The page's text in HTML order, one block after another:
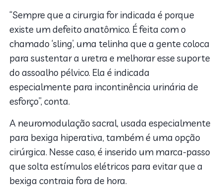
“Sempre que a cirurgia for indicada é porque
existe um defeito anatômico. É feita com o
chamado ‘sling’, uma telinha que a gente coloca
para sustentar a uretra e melhorar esse suporte
do assoalho pélvico. Ela é indicada
especialmente para incontinência urinária de
esforço”, conta.
A neuromodulação sacral, usada especialmente
para bexiga hiperativa, também é uma opção
cirúrgica. Nesse caso, é inserido um marca-passo
que solta estímulos elétricos para evitar que a
bexiga contraia fora de hora.